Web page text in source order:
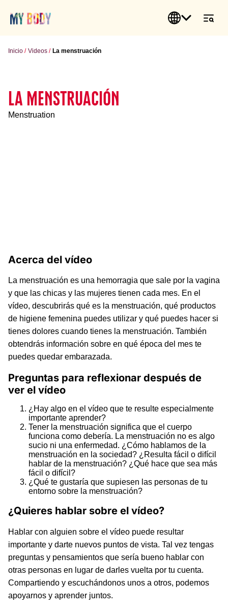
Inicio Videos La menstruación
LA MENSTRUACIÓN
Menstruation
Acerca del vídeo
La menstruación es una hemorragia que sale por la vagina
y que las chicas y las mujeres tienen cada mes. En el
vídeo, descubrirás qué es la menstruación, qué productos
de higiene femenina puedes utilizar y qué puedes hacer si
tienes dolores cuando tienes la menstruación. También
obtendrás información sobre en qué época del mes te
puedes quedar embarazada.
Preguntas para reflexionar después de
ver el vídeo
¿Hay algo en el vídeo que te resulte especialmente
importante aprender?
Tener la menstruación significa que el cuerpo
funciona como debería. La menstruación no es algo
sucio ni una enfermedad. ¿Cómo hablamos de la
menstruación en la sociedad? ¿Resulta fácil o difícil
hablar de la menstruación? ¿Qué hace que sea más
fácil o difícil?
¿Qué te gustaría que supiesen las personas de tu
entorno sobre la menstruación?
¿Quieres hablar sobre el vídeo?
Hablar con alguien sobre el vídeo puede resultar
importante y darte nuevos puntos de vista. Tal vez tengas
preguntas y pensamientos que sería bueno hablar con
otras personas en lugar de darles vuelta por tu cuenta.
Compartiendo y escuchándonos unos a otros, podemos
apoyarnos y aprender juntos.